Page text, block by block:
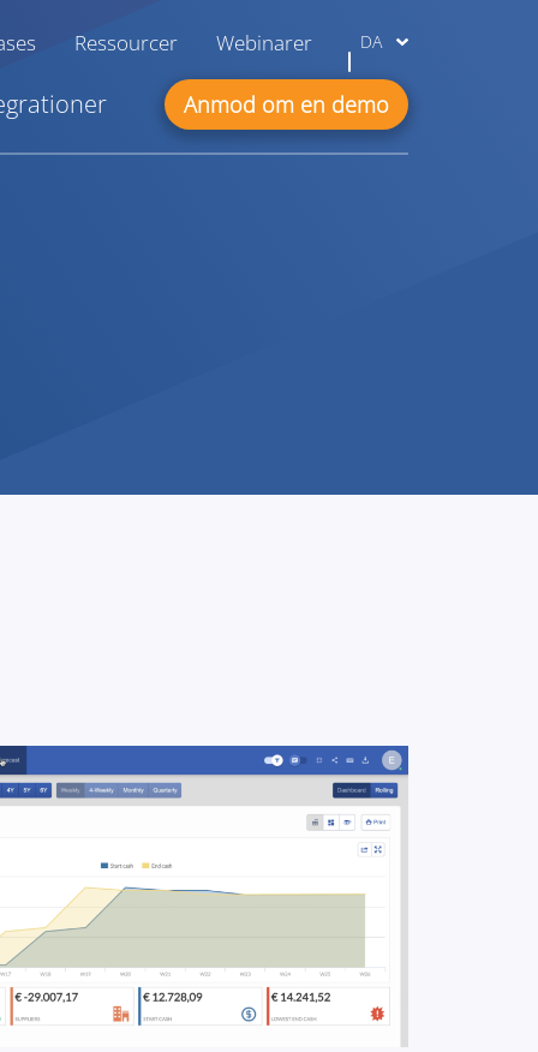
Ressourcer Webinarer DA
Anmod om en demo